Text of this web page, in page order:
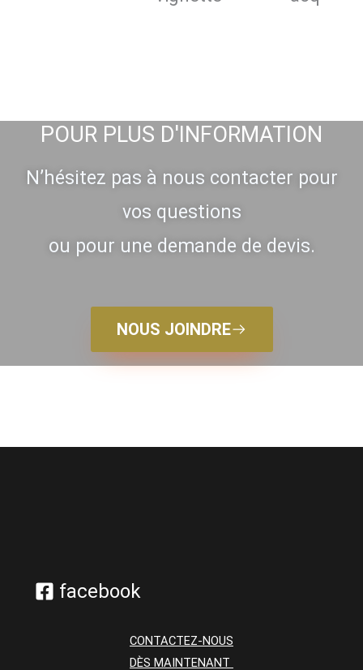
POUR PLUS D'INFORMATION
N’hésitez pas à nous contacter pour
vos questions
ou pour une demande de devis.
NOUS JOINDRE
facebook
CONTACTEZ-NOUS
DÈS MAINTENANT